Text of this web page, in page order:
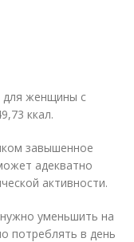
для женщины с
ккал.
завышенное
адекватно
активности.
уменьшить на
потреблять в день